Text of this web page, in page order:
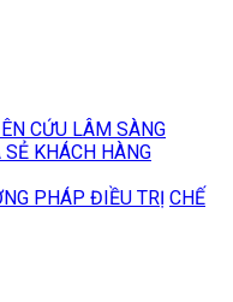
CỨU LÂM SÀNG
SẺ KHÁCH HÀNG
PHÁP ĐIỀU TRỊ CHẾ